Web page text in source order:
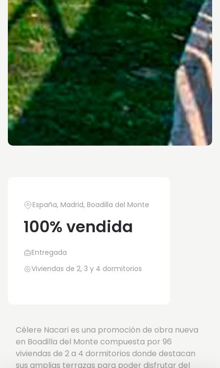
España, Madrid, Boadilla del Monte
100% vendida
Entregada
Viviendas de 2, 3 y 4 dormitorios
Célere Nacari es una promoción de obra nueva
en Boadilla del Monte compuesta por 96
viviendas de 2 a 4 dormitorios donde destacan
sus amplias terrazas para poder disfrutar del